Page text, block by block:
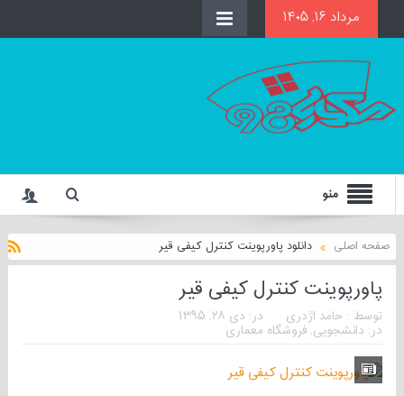
مرداد ۱۶, ۱۴۰۵
منو
صفحه اصلی دانلود پاورپوینت کنترل کیفی قیر
پاورپوینت کنترل کیفی قیر
توسط : حامد اژدری در: دی ۲۸, ۱۳۹۵
در: دانشجویی, فروشگاه معماری